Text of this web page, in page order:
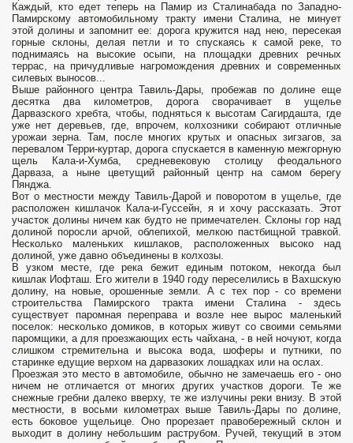
Каждый, кто едет теперь на Памир из Сталинабада по Западно-
Памирскому автомобильному тракту имени Сталина, не минует
этой долины и запомнит ее: дорога кружится над нею, пересекая
горные склоны, делая петли и то спускаясь к самой реке, то
поднимаясь на высокие осыпи, на площадки древних речных
террас, на причудливые нагромождения древних и современных
силевых выносов...
Выше районного центра Тавиль-Дары, пробежав по долине еще
десятка два километров, дорога сворачивает в ущелье
Дарвазского хребта, чтобы, подняться к высотам Сагирдашта, где
уже нет деревьев, где, впрочем, колхозники собирают отличные
урожаи зерна. Там, после многих крутых и опасных зигзагов, за
перевалом Терри-куртар, дорога спускается в каменную межгорную
щель Кала-и-Хумба, средневековую столицу феодального
Дарваза, а ныне цветущий районный центр на самом берегу
Пянджа.
Вот о местности между Тавиль-Дарой и поворотом в ущелье, где
расположен кишлачок Кала-и-Гуссейн, я и хочу рассказать. Этот
участок долины ничем как будто не примечателен. Склоны гор над
долиной поросли арчой, облепихой, мелкою пастбищной травкой.
Несколько маленьких кишлаков, расположенных высоко над
долиной, уже давно объединены в колхозы.
В узком месте, где река бежит единым потоком, некогда был
кишлак Иофташ. Его жители в 1940 году переселились в Вахшскую
долину, на новые, орошенные земли. А с тех пор - со времени
строительства Памирского тракта имени Сталина - здесь
существует паромная переправа и возле нее вырос маленький
поселок: несколько домиков, в которых живут со своими семьями
паромщики, а для проезжающих есть чайхана, - в ней ночуют, когда
слишком стремительна и высока вода, шоферы и путники, по
старинке едущие верхом на дарвазоких лошадках или на ослах.
Проезжая это место в автомобиле, обычно не замечаешь его - оно
ничем не отличается от многих других участков дороги. Те же
снежные гребни далеко вверху, те же излучины реки внизу. В этой
местности, в восьми километрах выше Тавиль-Дары по долине,
есть боковое ущельице. Оно прорезает правобережный склон и
выходит в долину небольшим раструбом. Ручей, текущий в этом